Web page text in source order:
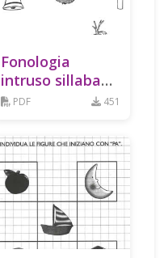
Fonologia
intruso sillaba
CAPDF 451